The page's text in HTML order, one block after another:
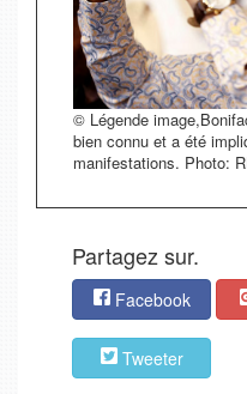
© Légende
bien connu et a été
manifestations. Photo:
Partagez sur.
Facebook
Tweeter